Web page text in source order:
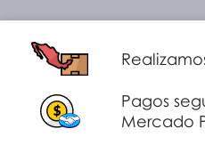
Pagos
Mercado